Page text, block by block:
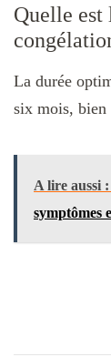
Quelle est
La durée
six mois, bien
A lire aussi :
symptômes